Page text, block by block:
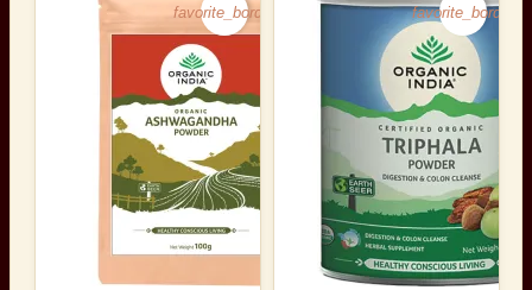
favorite_border favorite_border